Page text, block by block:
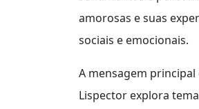
amorosas e suas
sociais e emocionais.
A mensagem
Lispector explora